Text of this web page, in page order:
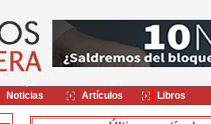
Noticias Artículos Libros